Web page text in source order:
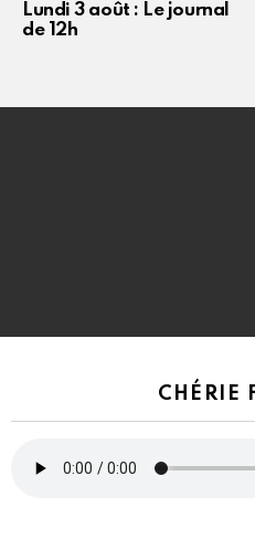
Lundi 3 août : Le journal
de 12h
CHÉRIE